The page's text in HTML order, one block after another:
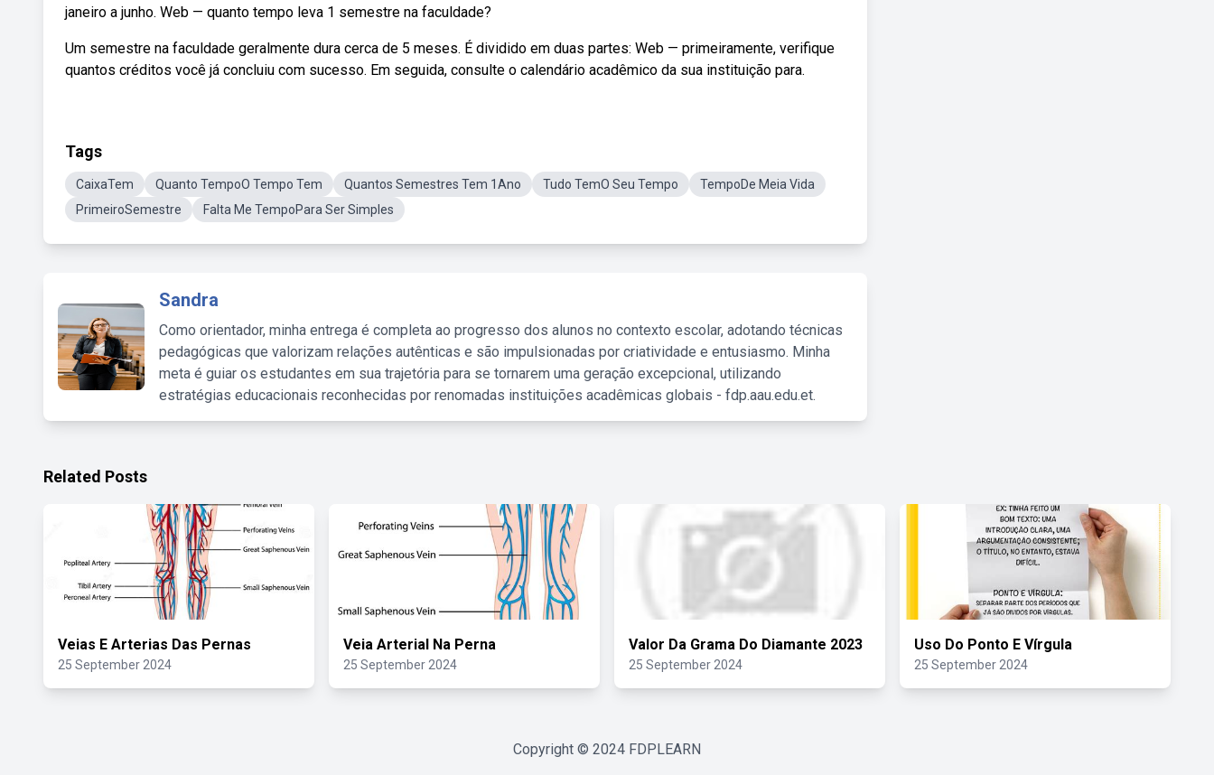
janeiro a junho. Web — quanto tempo leva 1 semestre na faculdade?
Um semestre na faculdade geralmente dura cerca de 5 meses. É dividido em duas partes: Web — primeiramente, verifique
quantos créditos você já concluiu com sucesso. Em seguida, consulte o calendário acadêmico da sua instituição para.
Tags
CaixaTem Quanto TempoO Tempo Tem Quantos Semestres Tem 1Ano Tudo TemO Seu Tempo
TempoDe Meia Vida
PrimeiroSemestre
Falta Me TempoPara Ser Simples
Sandra
Como orientador, minha entrega é completa ao progresso dos alunos no contexto escolar, adotando técnicas
pedagógicas que valorizam relações autênticas e são impulsionadas por criatividade e entusiasmo. Minha
meta é guiar os estudantes em sua trajetória para se tornarem uma geração excepcional, utilizando
estratégias educacionais reconhecidas por renomadas instituições acadêmicas globais - fdp.aau.edu.et.
Related Posts
Veias E Arterias Das Pernas
25 September 2024
Veia Arterial Na Perna
25 September 2024
Valor Da Grama Do Diamante 2023
25 September 2024
Uso Do Ponto E Vírgula
25 September 2024
Copyright © 2024 FDPLEARN